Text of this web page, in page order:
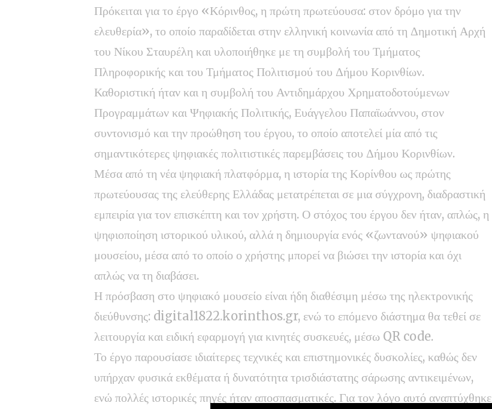
Πρόκειται για το έργο «Κόρινθος, η πρώτη πρωτεύουσα: στον δρόμο για την
ελευθερία», το οποίο παραδίδεται στην ελληνική κοινωνία από τη Δημοτική Αρχή
του Νίκου Σταυρέλη και υλοποιήθηκε με τη συμβολή του Τμήματος
Πληροφορικής και του Τμήματος Πολιτισμού του Δήμου Κορινθίων.
Καθοριστική ήταν και η συμβολή του Αντιδημάρχου Χρηματοδοτούμενων
Προγραμμάτων και Ψηφιακής Πολιτικής, Ευάγγελου Παπαϊωάννου, στον
συντονισμό και την προώθηση του έργου, το οποίο αποτελεί μία από τις
σημαντικότερες ψηφιακές πολιτιστικές παρεμβάσεις του Δήμου Κορινθίων.
Μέσα από τη νέα ψηφιακή πλατφόρμα, η ιστορία της Κορίνθου ως πρώτης
πρωτεύουσας της ελεύθερης Ελλάδας μετατρέπεται σε μια σύγχρονη, διαδραστική
εμπειρία για τον επισκέπτη και τον χρήστη. Ο στόχος του έργου δεν ήταν, απλώς, η
ψηφιοποίηση ιστορικού υλικού, αλλά η δημιουργία ενός «ζωντανού» ψηφιακού
μουσείου, μέσα από το οποίο ο χρήστης μπορεί να βιώσει την ιστορία και όχι
απλώς να τη διαβάσει.
Η πρόσβαση στο ψηφιακό μουσείο είναι ήδη διαθέσιμη μέσω της ηλεκτρονικής
διεύθυνσης: digital1822.korinthos.gr, ενώ το επόμενο διάστημα θα τεθεί σε
λειτουργία και ειδική εφαρμογή για κινητές συσκευές, μέσω QR code.
Το έργο παρουσίασε ιδιαίτερες τεχνικές και επιστημονικές δυσκολίες, καθώς δεν
υπήρχαν φυσικά εκθέματα ή δυνατότητα τρισδιάστατης σάρωσης αντικειμένων,
ενώ πολλές ιστορικές πηγές ήταν αποσπασματικές. Για τον λόγο αυτό αναπτύχθηκε